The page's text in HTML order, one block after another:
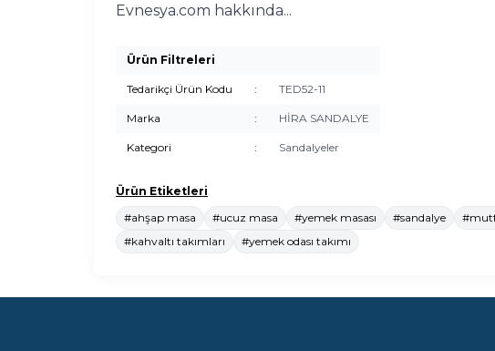
Evnesya.com hakkında...
Ürün Filtreleri
Tedarikçi Ürün Kodu : TED52-11
Marka : HİRA SANDALYE
Kategori : Sandalyeler
Ürün Etiketleri
#ahşap masa
#ucuz masa #yemek masası #sandalye
#kahvaltı takımları
#yemek odası takımı